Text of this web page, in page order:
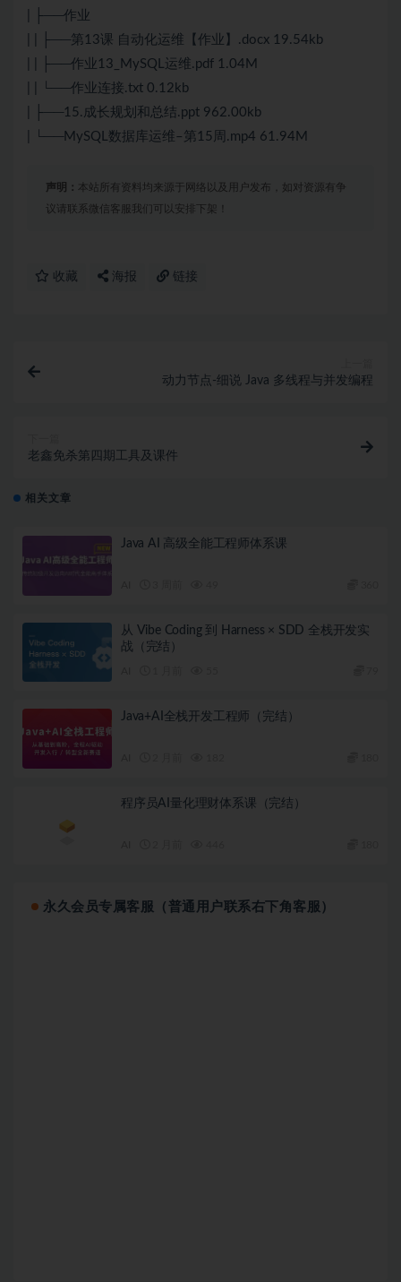
| ├──作业
| | ├──第13课 自动化运维【作业】.docx 19.54kb
| | ├──作业13_MySQL运维.pdf 1.04M
| | └──作业连接.txt 0.12kb
| ├──15.成长规划和总结.ppt 962.00kb
| └──MySQL数据库运维–第15周.mp4 61.94M
声明： 本站所有资料均来源于网络以及用户发布，如对资源有争
议请联系微信客服我们可以安排下架！
收藏 海报 链接
动力节点-细说 Java 多线程与并发编程
老鑫免杀第四期工具及课件
相关文章
Java AI 高级全能工程师体系课
从 Vibe Coding 到 Harness × SDD 全栈开发实
战（完结）
Java+AI全栈开发工程师（完结）
程序员AI量化理财体系课（完结）
永久会员专属客服（普通用户联系右下角客服）